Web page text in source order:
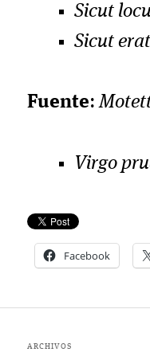
Sicut
Sicut
Fuente:
Virgo
Facebook
ARCHIVOS